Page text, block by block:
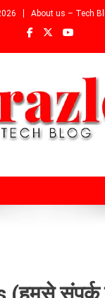
About us – Tech